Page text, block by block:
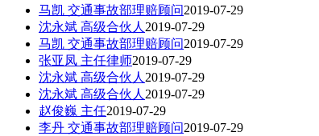
马凯 交通事故部理赔顾问2019-07-29
沈永斌 高级合伙人 2019-07-29
马凯 交通事故部理赔顾问2019-07-29
张亚凤 主任律师2019-07-29
沈永斌 高级合伙人 2019-07-29
沈永斌 高级合伙人 2019-07-29
赵俊巍 主任2019-07-29
李丹 交通事故部理赔顾问2019-07-29